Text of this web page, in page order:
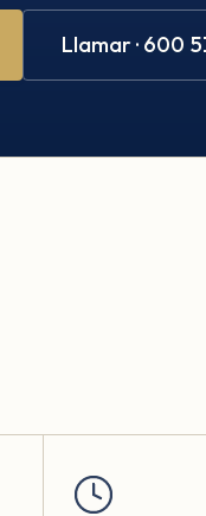
Llamar · 600